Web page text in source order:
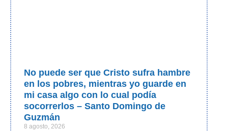
No puede ser que Cristo sufra hambre
en los pobres, mientras yo guarde en
mi casa algo con lo cual podía
socorrerlos – Santo Domingo de
Guzmán
8 agosto, 2026